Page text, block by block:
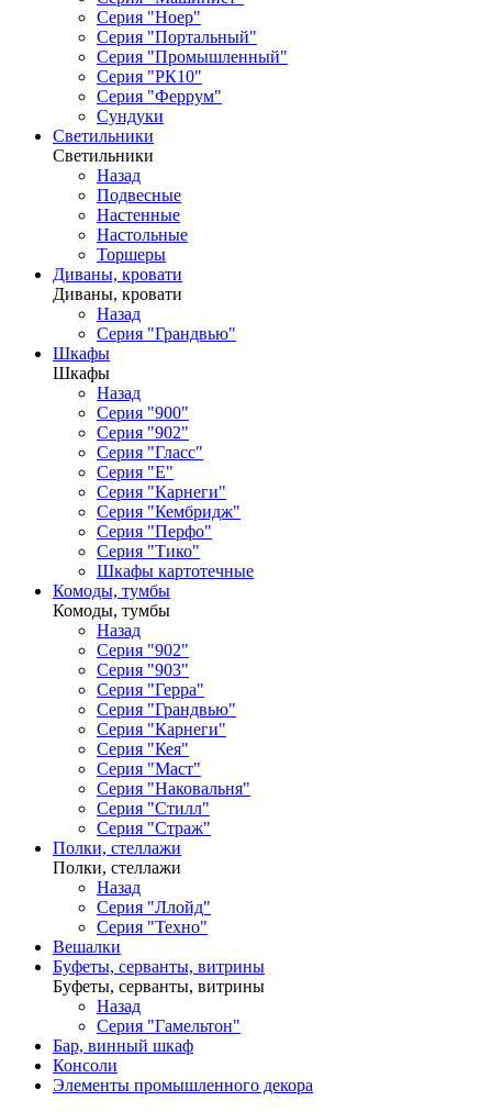
Серия "Ноер"
Серия "Портальный"
Серия "Промышленный"
Серия "РК10"
Серия "Феррум"
Сундуки
Светильники
Светильники
Назад
Подвесные
Настенные
Настольные
Торшеры
Диваны, кровати
Диваны, кровати
Назад
Серия "Грандвью"
Шкафы
Шкафы
Назад
Серия "900"
Серия "902"
Серия "Гласс"
Серия "Е"
Серия "Карнеги"
Серия "Кембридж"
Серия "Перфо"
Серия "Тико"
Шкафы картотечные
Комоды, тумбы
Комоды, тумбы
Назад
Серия "902"
Серия "903"
Серия "Герра"
Серия "Грандвью"
Серия "Карнеги"
Серия "Кея"
Серия "Маст"
Серия "Наковальня"
Серия "Стилл"
Серия "Страж"
Полки, стеллажи
Полки, стеллажи
Назад
Серия "Ллойд"
Серия "Техно"
Вешалки
Буфеты, серванты, витрины
Буфеты, серванты, витрины
Назад
Серия "Гамельтон"
Бар, винный шкаф
Консоли
Элементы промышленного декора